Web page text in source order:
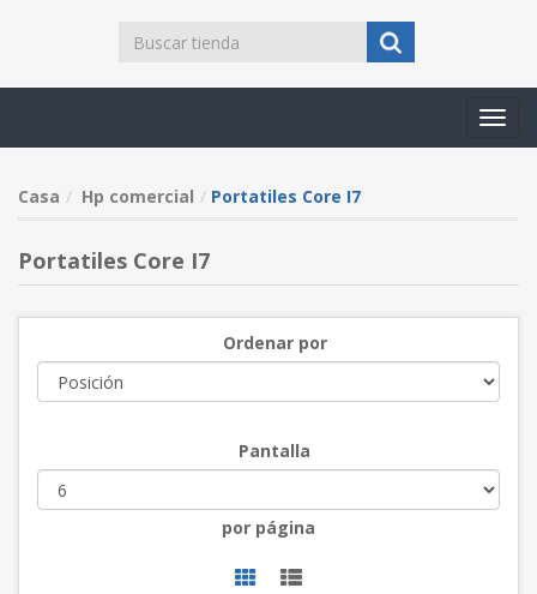
Casa Hp comercial Portatiles Core I7
Portatiles Core I7
Ordenar por
Pantalla
por página